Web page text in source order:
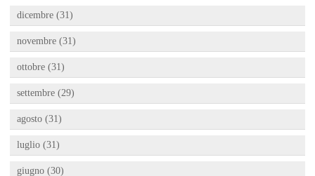
dicembre (31)
novembre (31)
ottobre (31)
settembre (29)
agosto (31)
luglio (31)
giugno (30)